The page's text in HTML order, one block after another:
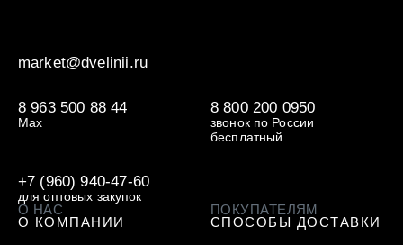
market@dvelinii.ru
8 800 200 0950
звонок по России
бесплатный
8 963 500 88 44
Max
+7 (960) 940-47-60
для оптовых закупок
О НАС
О КОМПАНИИ
ПОКУПАТЕЛЯМ
СПОСОБЫ ДОСТАВКИ